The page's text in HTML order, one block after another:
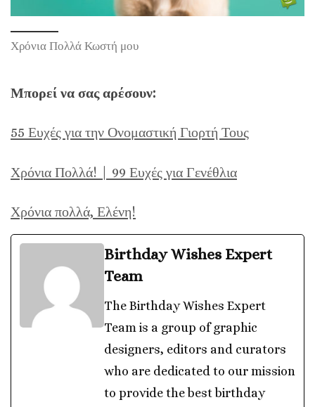
Χρόνια Πολλά Κωστή μου
Μπορεί να σας αρέσουν:
55 Ευχές για την Ονομαστική Γιορτή Τους
Χρόνια Πολλά! | 99 Ευχές για Γενέθλια
Χρόνια πολλά, Ελένη!
Birthday Wishes Expert
Team
The Birthday Wishes Expert
Team is a group of graphic
designers, editors and curators
who are dedicated to our mission
to provide the best birthday